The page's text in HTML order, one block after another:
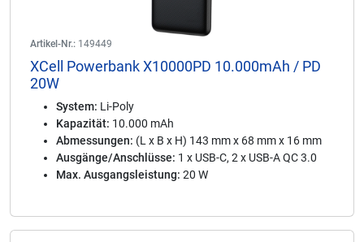
Artikel-Nr.: 149449
XCell Powerbank X10000PD 10.000mAh / PD
20W
System: Li-Poly
Kapazität: 10.000 mAh
Abmessungen: (L x B x H) 143 mm x 68 mm x 16 mm
Ausgänge/Anschlüsse: 1 x USB-C, 2 x USB-A QC 3.0
Max. Ausgangsleistung: 20 W